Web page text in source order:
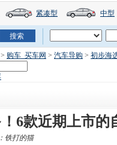
紧凑型 中型
> 购车_买车网 > 汽车导购 > 初步海
6款近期上市的
铁打的猫